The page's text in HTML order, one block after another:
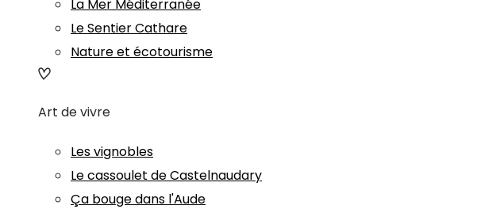
La Mer Méditerranée
Le Sentier Cathare
Nature et écotourisme
Art de vivre
Les vignobles
Le cassoulet de Castelnaudary
Ça bouge dans l'Aude